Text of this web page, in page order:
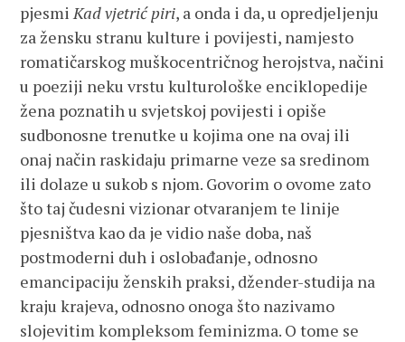
pjesmiKad vjetrić piri, a onda i da, u opredjeljenju
za žensku stranu kulture i povijesti, namjesto
romatičarskog muškocentričnog herojstva, načini
u poeziji neku vrstu kulturološke enciklopedije
žena poznatih u svjetskoj povijesti i opiše
sudbonosne trenutke u kojima one na ovaj ili
onaj način raskidaju primarne veze sa sredinom
ili dolaze u sukob s njom. Govorim o ovome zato
što taj čudesni vizionar otvaranjem te linije
pjesništva kao da je vidio naše doba, naš
postmoderni duh i oslobađanje, odnosno
emancipaciju ženskih praksi, džender-studija na
kraju krajeva, odnosno onoga što nazivamo
slojevitim kompleksom feminizma. O tome se